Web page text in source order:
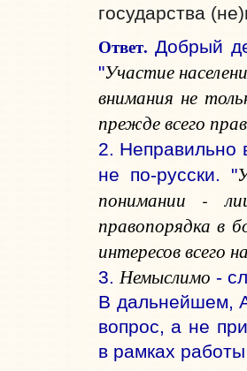
государства
Ответ. Добрый
"Участие
внимания не
прежде всего
2. Неправильно
не по-русски. "
понимании -
правопорядка в
интересов всего
3. Немыслимо -
В дальнейшем,
вопрос, а не
в рамках